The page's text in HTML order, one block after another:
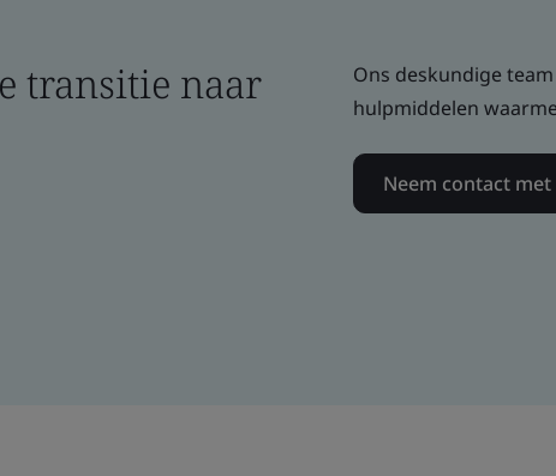
transitie naar
Ons deskundige
hulpmiddelen
Neem contact met